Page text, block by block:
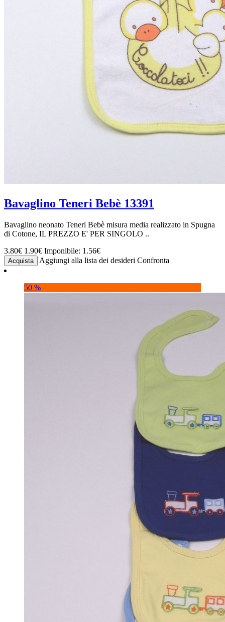
Bavaglino Teneri Bebè 13391
Bavaglino neonato Teneri Bebè misura media realizzato in Spugna
di Cotone, IL PREZZO E' PER SINGOLO ..
3.80€ 1.90€ Imponibile: 1.56€
Acquista Aggiungi alla lista dei desideri Confronta
50 %